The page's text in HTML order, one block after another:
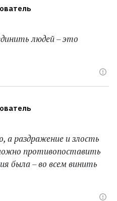
людей – это
а раздражение и злость
противопоставить
была – во всем винить